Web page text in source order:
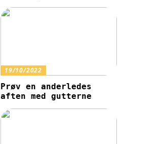
19/10/2022
Prøv en anderledes
aften med gutterne